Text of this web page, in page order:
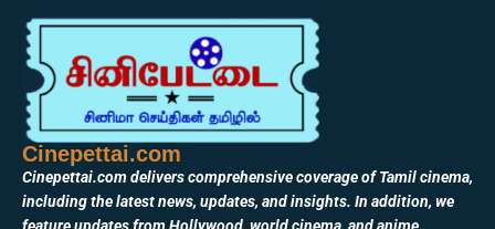
Cinepettai.com
Cinepettai.com delivers comprehensive coverage of Tamil cinema,
including the latest news, updates, and insights. In addition, we
feature updates from Hollywood, world cinema, and anime,